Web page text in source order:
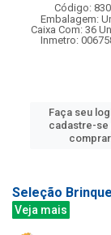
Código:
Embalagem:
Caixa Com: 36
Inmetro:
Faça seu
cadastre-se
comprar.
Seleção
Veja mais